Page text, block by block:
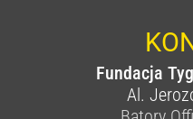
Fundacja
Al.